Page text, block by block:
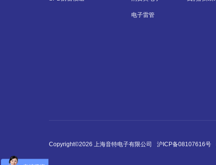
电子雷管
Copyright©2026 上海音特电子有限公司 沪ICP备08107616号